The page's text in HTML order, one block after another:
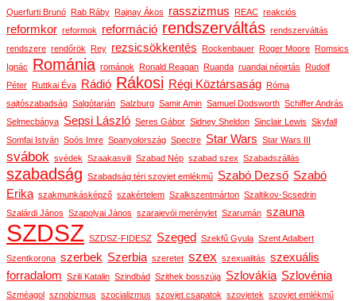
Querfurti Brunó Rab Ráby Rajnay Ákos rasszizmus REAC reakciós
reformkor reformok reformáció rendszerváltás rendszerváltás
rendszere rendőrök Rey rezsicsökkentés Rockenbauer Roger Moore Romsics
Ignác
Románia románok Ronald Reagan Ruanda ruandai népirtás Rudolf
Péter Ruttkai Éva Rádió Rákosi Régi Köztársaság Róma
sajtószabadság Salgótarján Salzburg Samir Amin Samuel Dodsworth Schiffer András
Selmecbánya Sepsi László Seres Gábor Sidney Sheldon Sinclair Lewis Skyfall
Somfai István Soós Imre Spanyolország Spectre Star Wars Star Wars III
svábok svédek Szaakasvili Szabad Nép szabad szex Szabadszállás
szabadság Szabadság téri szovjet emlékmű Szabó Dezső Szabó
Erika szakmunkásképző szakértelem Szalkszentmárton Szaltikov-Scsedrin
Szalárdi János Szapolyai János szarajevói merénylet Szarumán szauna
SZDSZ SZDSZ-FIDESZ Szeged Szekfű Gyula Szent Adalbert
Szentkorona szerbek Szerbia szeretet szex szexualitás szexuális
forradalom Szili Katalin Szindbád Szithek bosszúja Szlovákia Szlovénia
Szméagol sznobizmus szocializmus szovjet csapatok szovjetek szovjet emlékmű